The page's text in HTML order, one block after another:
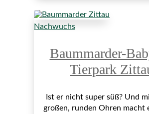
Nachwuchs
Baummarder-
Tierpark
Ist er nicht super süß? Und
großen, runden Ohren macht